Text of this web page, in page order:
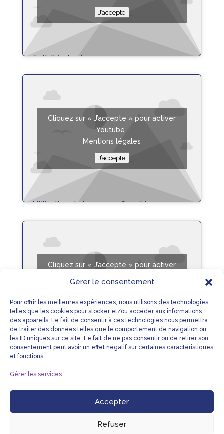
Gérer le consentement
Pour offrir les meilleures expériences, nous utilisons des technologies
telles que les cookies pour stocker et/ou accéder aux informations
des appareils. Le fait de consentir à ces technologies nous permettra
de traiter des données telles que le comportement de navigation ou
les ID uniques sur ce site. Le fait de ne pas consentir ou de retirer son
consentement peut avoir un effet négatif sur certaines caractéristiques
et fonctions.
Gérer les services
Accepter
Refuser
Activité physique
J’accepte
Utilisation de la pompe Sapphire
Cliquez sur « J’accepte » pour activer
Youtube
Mentions légales
J’accepte
Cliquez sur « J’accepte » pour activer
J’accepte
MENTIONS LÉGALES
NOUS CONTACTER